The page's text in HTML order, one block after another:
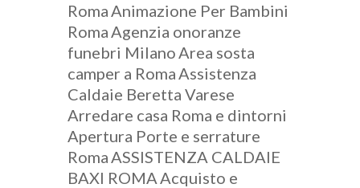
RomaAnimazione Per Bambini
RomaAgenzia onoranze
funebri MilanoArea sosta
camper a RomaAssistenza
Caldaie Beretta Varese
Arredare casa Roma e dintorni
Apertura Porte e serrature
RomaASSISTENZA CALDAIE
BAXI ROMAAcquisto e